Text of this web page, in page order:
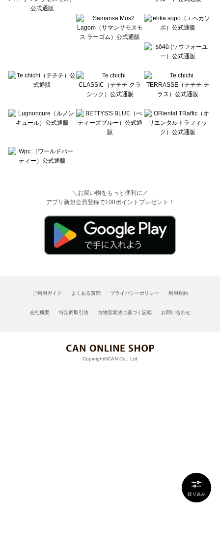
絞り込み
Wpc.（ワールドパーティー）のカットソー一覧
＼お買い物をもっと便利に／
アプリ新規会員登録で100ポイントプレゼント！
ご利用ガイド よくある質問 プライバシーポリシー 利用規約
会社概要 特定商取引法 古物営業法に基づく記載 お問い合わせ
Copyright©CAN Co., Ltd